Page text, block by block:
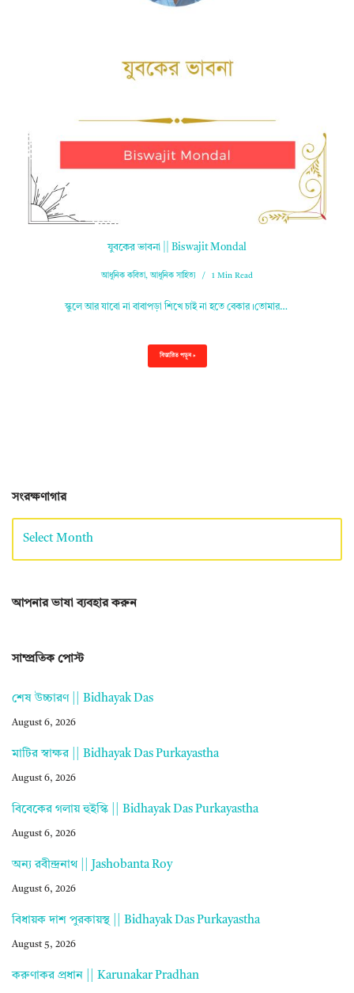
যুবকের ভাবনা || Biswajit Mondal
আধুনিক কবিতা,আধুনিক সাহিত্য 1 Min Read
স্কুলে আর যাবো না বাবাপড়া শিখে চাই না হতে বেকার।তোমার…
বিস্তারিত পড়ুন »
সংরক্ষণাগার
আপনার ভাষা ব্যবহার করুন
সাম্প্রতিক পোস্ট
শেষ উচ্চারণ || Bidhayak Das
August 6, 2026
মাটির স্বাক্ষর || Bidhayak Das Purkayastha
August 6, 2026
বিবেকের গলায় হুইস্কি || Bidhayak Das Purkayastha
August 6, 2026
অন্য রবীন্দ্রনাথ || Jashobanta Roy
August 6, 2026
বিধায়ক দাশ পুরকায়স্থ || Bidhayak Das Purkayastha
August 5, 2026
করুণাকর প্রধান || Karunakar Pradhan